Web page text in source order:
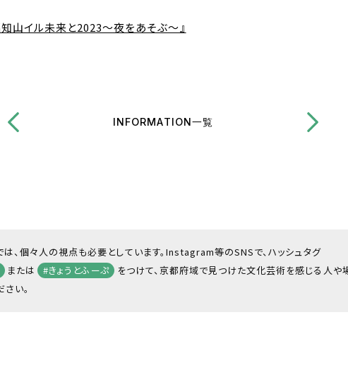
山イル未来と2023～夜をあそぶ～』
INFORMATION一覧
、個々人の視点も必要としています。Instagram等のSNSで、ハッシュタグ
または #きょうとふーぷ
をつけて、京都府域で見つけた文化芸術を感じる人や
い。